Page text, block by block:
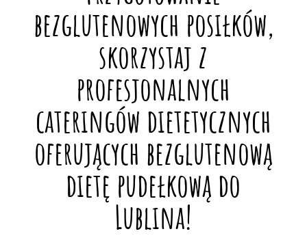
bezglutenowych posiłków,
skorzystaj z
profesjonalnych
cateringów dietetycznych
oferujących bezglutenową
dietę pudełkową do
Lublina!